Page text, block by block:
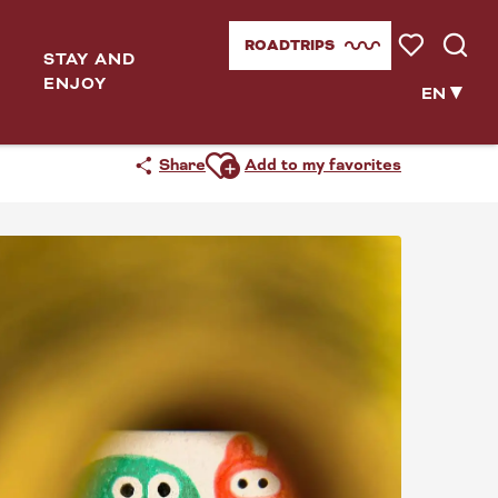
STAY AND
ENJOY
EN
ROADTRIPS
ShareAjouter aux favoris
Add to my favorites